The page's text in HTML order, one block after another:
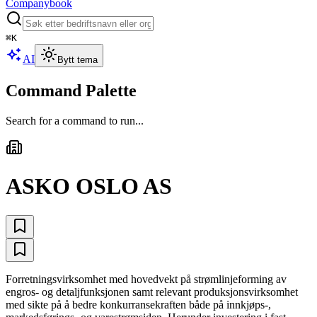
Companybook
⌘K
AI Bytt tema
Command Palette
Search for a command to run...
ASKO OSLO AS
Forretningsvirksomhet med hovedvekt på strømlinjeforming av
engros- og detaljfunksjonen samt relevant produksjonsvirksomhet
med sikte på å bedre konkurransekraften både på innkjøps-,